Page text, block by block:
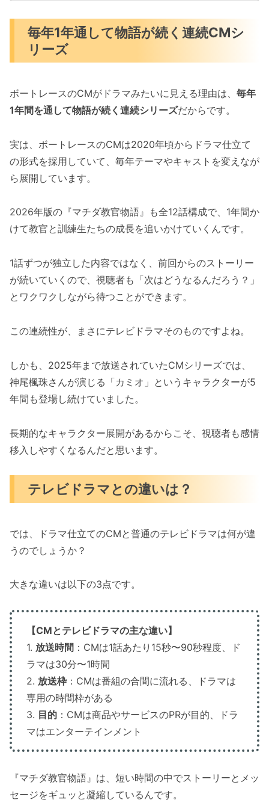
毎年1年通して物語が続く連続CMシ
リーズ
ボートレースのCMがドラマみたいに見える理由は、 毎年
1年間を通して物語が続く連続シリーズだからです。
実は、ボートレースのCMは2020年頃からドラマ仕立て
の形式を採用していて、毎年テーマやキャストを変えなが
ら展開しています。
2026年版の『マチダ教官物語』も全12話構成で、1年間か
けて教官と訓練生たちの成長を追いかけていくんです。
1話ずつが独立した内容ではなく、前回からのストーリー
が続いていくので、視聴者も「次はどうなるんだろう？」
とワクワクしながら待つことができます。
この連続性が、まさにテレビドラマそのものですよね。
しかも、2025年まで放送されていたCMシリーズでは、
神尾楓珠さんが演じる「カミオ」というキャラクターが5
年間も登場し続けていました。
長期的なキャラクター展開があるからこそ、視聴者も感情
移入しやすくなるんだと思います。
テレビドラマとの違いは？
では、ドラマ仕立てのCMと普通のテレビドラマは何が違
うのでしょうか？
大きな違いは以下の3点です。
【CMとテレビドラマの主な違い】
1. 放送時間 ：CMは1話あたり15秒〜90秒程度、ド
ラマは30分〜1時間
2. 放送枠 ：CMは番組の合間に流れる、ドラマは
専用の時間枠がある
3. 目的 ：CMは商品やサービスのPRが目的、ドラ
マはエンターテインメント
『マチダ教官物語』は、短い時間の中でストーリーとメッ
セージをギュッと凝縮しているんです。